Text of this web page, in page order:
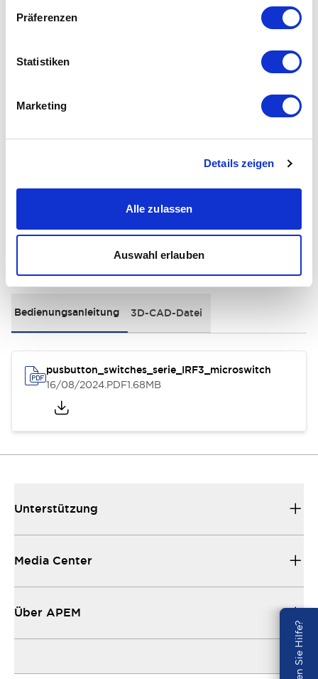
Präferenzen
Statistiken
Marketing
Details zeigen
Alle zulassen
Auswahl erlauben
Alle erweitern+
Electrical Specifications
Environmental Specifications
General Specifications
Dokumente und Dateien
Bedienungsanleitung 3D-CAD-Datei
pusbutton_switches_serie_IRF3_microswitch
16/08/2024.PDF1.68MB
Unterstützung
Media Center
Über APEM